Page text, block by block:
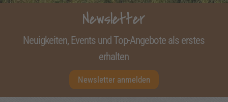
Newsletter
Neuigkeiten, Events und Top-Angebote als erstes
erhalten
Newsletter anmelden